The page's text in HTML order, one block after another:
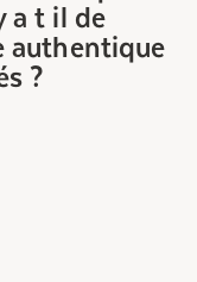
a t il de
authentique
?